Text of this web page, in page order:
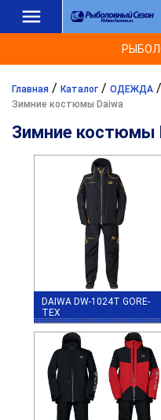
Главная / Каталог / ОДЕЖДА /
Зимние костюмы Daiwa
Зимние костюмы
DAIWA DW-1024T GORE-
TEX